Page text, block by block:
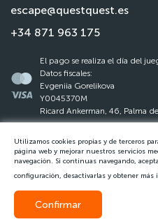
escape@questquest.es
+34 871 963 175
La ley de protección de datos
Reglas del Questquest
El pago se realiza el día del
Datos fiscales:
Evgeniia Gorelikova
Y0045370M
Ricard Ankerman, 46, Palma
Utilizamos cookies propias y de terceros
página web y mejorar nuestros servicios
navegación. Si continuas navegando,
configuración, desactivarlas y obtener más
Confirmar